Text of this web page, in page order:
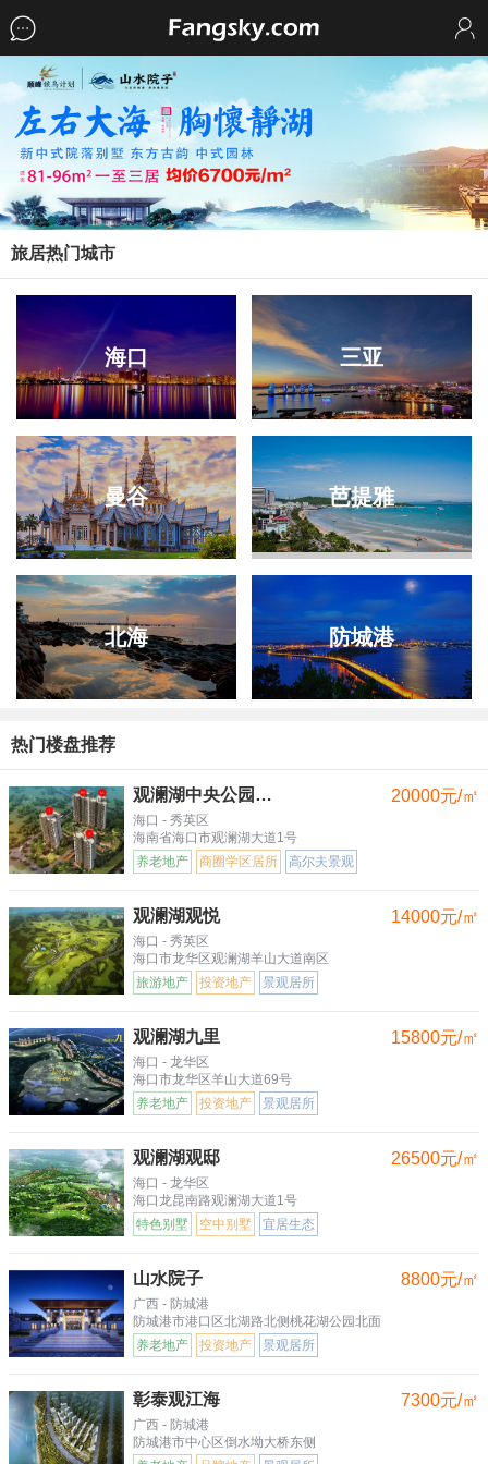
旅居热门城市
海口 三亚
曼谷 芭提雅
北海 防城港
热门楼盘推荐
观澜湖中央公园三区
海口 - 秀英区
20000元/㎡
海南省海口市观澜湖大道1号
养老地产
商圈学区居所 高尔夫景观
观澜湖观悦
海口 - 秀英区
14000元/㎡
海口市龙华区观澜湖羊山大道南区
旅游地产
投资地产 景观居所
观澜湖九里
海口 - 龙华区
15800元/㎡
海口市龙华区羊山大道69号
养老地产
投资地产 景观居所
观澜湖观邸
海口 - 龙华区
26500元/㎡
海口龙昆南路观澜湖大道1号
特色别墅
空中别墅 宜居生态
山水院子
广西 - 防城港
8800元/㎡
防城港市港口区北湖路北侧桃花湖公园北面
养老地产
投资地产 景观居所
彰泰观江海
广西 - 防城港
7300元/㎡
防城港市中心区倒水坳大桥东侧